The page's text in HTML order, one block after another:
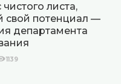
листа,
свой потенциал —
департамента
1139